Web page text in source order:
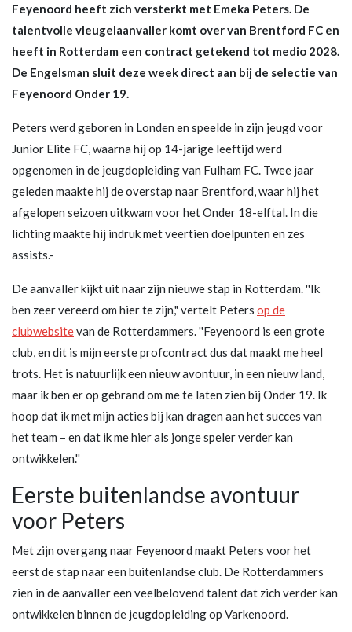
Feyenoord heeft zich versterkt met Emeka Peters. De
talentvolle vleugelaanvaller komt over van Brentford FC en
heeft in Rotterdam een contract getekend tot medio 2028.
De Engelsman sluit deze week direct aan bij de selectie van
Feyenoord Onder 19.
Peters werd geboren in Londen en speelde in zijn jeugd voor
Junior Elite FC, waarna hij op 14-jarige leeftijd werd
opgenomen in de jeugdopleiding van Fulham FC. Twee jaar
geleden maakte hij de overstap naar Brentford, waar hij het
afgelopen seizoen uitkwam voor het Onder 18-elftal. In die
lichting maakte hij indruk met veertien doelpunten en zes
assists.-
De aanvaller kijkt uit naar zijn nieuwe stap in Rotterdam. ''Ik
ben zeer vereerd om hier te zijn," vertelt Peters op de
clubwebsitevan de Rotterdammers. ''Feyenoord is een grote
club, en dit is mijn eerste profcontract dus dat maakt me heel
trots. Het is natuurlijk een nieuw avontuur, in een nieuw land,
maar ik ben er op gebrand om me te laten zien bij Onder 19. Ik
hoop dat ik met mijn acties bij kan dragen aan het succes van
het team – en dat ik me hier als jonge speler verder kan
ontwikkelen.''
Eerste buitenlandse avontuur
voor Peters
Met zijn overgang naar Feyenoord maakt Peters voor het
eerst de stap naar een buitenlandse club. De Rotterdammers
zien in de aanvaller een veelbelovend talent dat zich verder kan
ontwikkelen binnen de jeugdopleiding op Varkenoord.